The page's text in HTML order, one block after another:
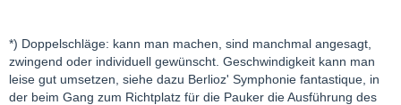
*) Doppelschläge: kann man machen, sind manchmal angesagt,
zwingend oder individuell gewünscht. Geschwindigkeit kann man
leise gut umsetzen, siehe dazu Berlioz' Symphonie fantastique, in
der beim Gang zum Richtplatz für die Pauker die Ausführung des